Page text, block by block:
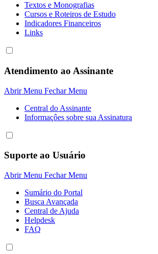
Textos e Monografias
Cursos e Roteiros de Estudo
Indicadores Financeiros
Links
Atendimento ao Assinante
Abrir Menu Fechar Menu
Central do Assinante
Informaçôes sobre sua Assinatura
Suporte ao Usuário
Abrir Menu Fechar Menu
Sumário do Portal
Busca Avançada
Central de Ajuda
Helpdesk
FAQ